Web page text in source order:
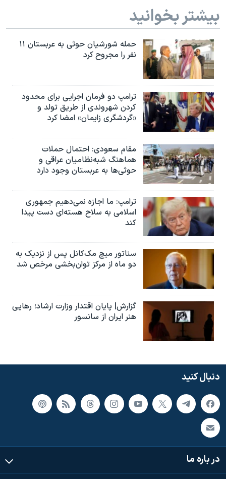
بیشتر بخوانید
حمله شورشیان حوثی به عربستان ۱۱
نفر را مجروح کرد
ترامپ دو فرمان اجرایی برای محدود
کردن شهروندی از طریق تولد و
«گردشگری زایمان» امضا کرد
مقام سعودی: احتمال حملات
هماهنگ شبه‌نظامیان عراقی و
حوثی‌ها به عربستان وجود دارد
ترامپ: ما اجازه نمی‌دهیم جمهوری
اسلامی به سلاح هسته‌ای دست پیدا
کند
سناتور میچ مک‌کانل پس از نزدیک به
دو ماه از مرکز توان‌بخشی مرخص شد
گزارش| پایان اقتدار وزارت ارشاد؛ رهایی
هنر ایران از سانسور
دنبال کنید
در باره ما